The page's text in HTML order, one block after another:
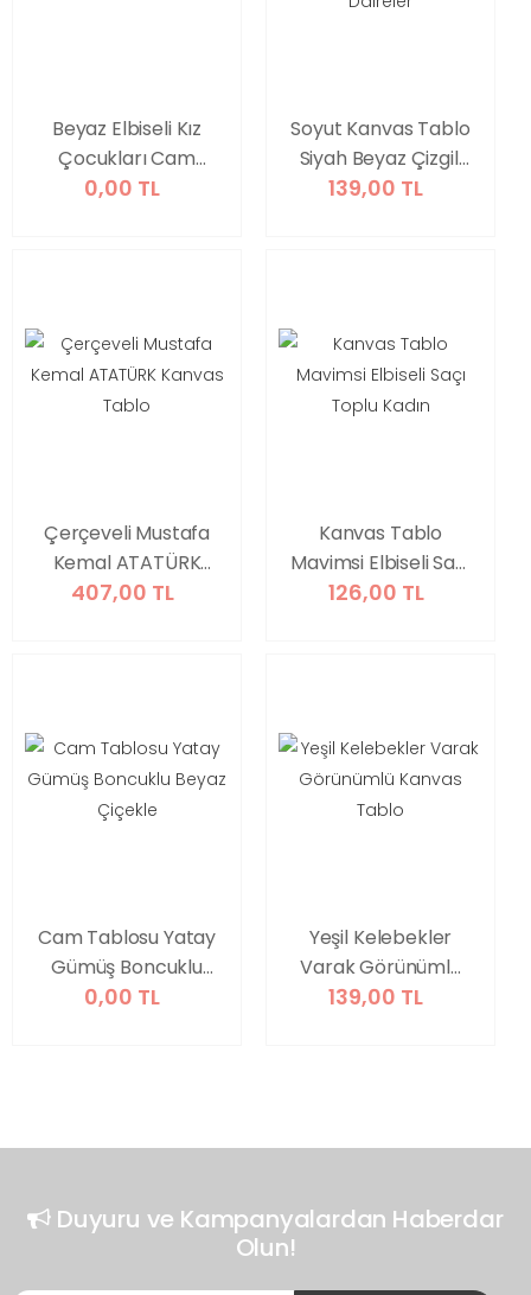
Beyaz Elbiseli Kız
Çocukları Cam
Tablo
0,00 TL
Soyut Kanvas Tablo
Siyah Beyaz Çizgili
Daireler
139,00 TL
Çerçeveli Mustafa
Kemal ATATÜRK
Kanvas Tablo
407,00 TL
Kanvas Tablo
Mavimsi Elbiseli Saçı
Toplu Kadın
126,00 TL
Cam Tablosu Yatay
Gümüş Boncuklu
Beyaz Çiçekle
0,00 TL
Yeşil Kelebekler
Varak Görünümlü
Kanvas Tablo
139,00 TL
Duyuru ve Kampanyalardan Haberdar
Olun!